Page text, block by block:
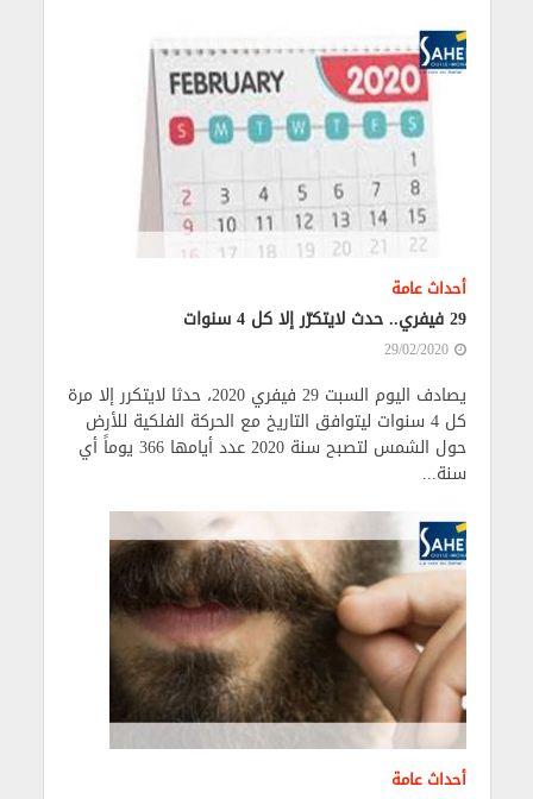
أحداث عامة
29 فيفري.. حدث لايتكرّر إلا كل 4 سنوات
29/02/2020
يصادف اليوم السبت 29 فيفري 2020، حدثا لايتكرر إلا مرة
كل 4 سنوات ليتوافق التاريخ مع الحركة الفلكية للأرض
حول الشمس لتصبح سنة 2020 عدد أيامها 366 يوماً أي
سنة...
أحداث عامة